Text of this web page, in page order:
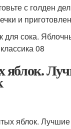
с голден
и